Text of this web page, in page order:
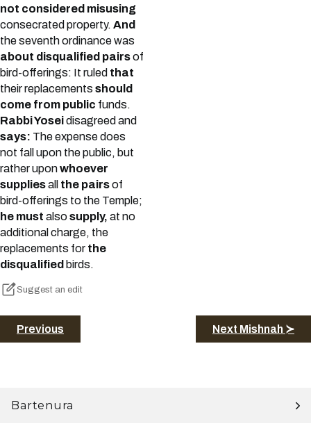
not considered misusing
consecrated property. And
the seventh ordinance was
about disqualified pairsof
bird-offerings: It ruled that
their replacementsshould
come from public funds.
Rabbi Yoseidisagreed and
says: The expense does
not fall upon the public, but
rather uponwhoever
suppliesall the pairsof
bird-offerings to the Temple;
he must alsosupply, at no
additional charge, the
replacements for the
disqualified birds.
Suggest an edit
Previous Next Mishnah ≻
Bartenura